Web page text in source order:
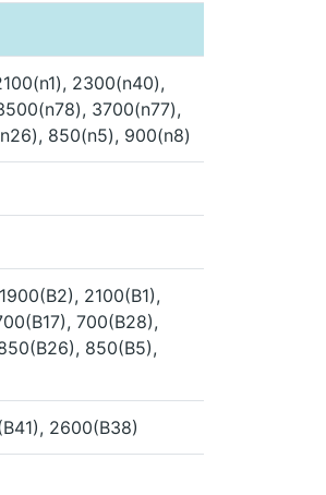
2300(n40),
3700(n77),
850(n5), 900(n8)
2100(B1),
700(B28),
850(B5),
2600(B38)